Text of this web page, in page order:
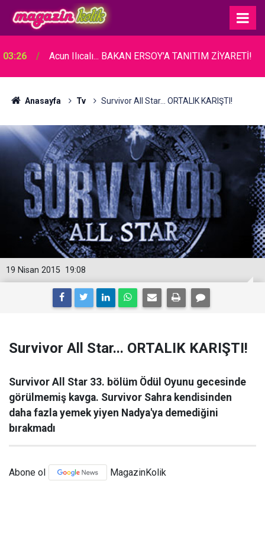
03:26 Acun Ilıcalı... BAKAN ERSOY'A TANITIM ZİYARETİ!
Anasayfa Tv Survivor All Star... ORTALIK KARIŞTI!
19:08
19 Nisan 2015
Survivor All Star... ORTALIK KARIŞTI!
Survivor All Star 33. bölüm Ödül Oyunu gecesinde
görülmemiş kavga. Survivor Sahra kendisinden
daha fazla yemek yiyen Nadya'ya demediğini
bırakmadı
Abone ol MagazinKolik